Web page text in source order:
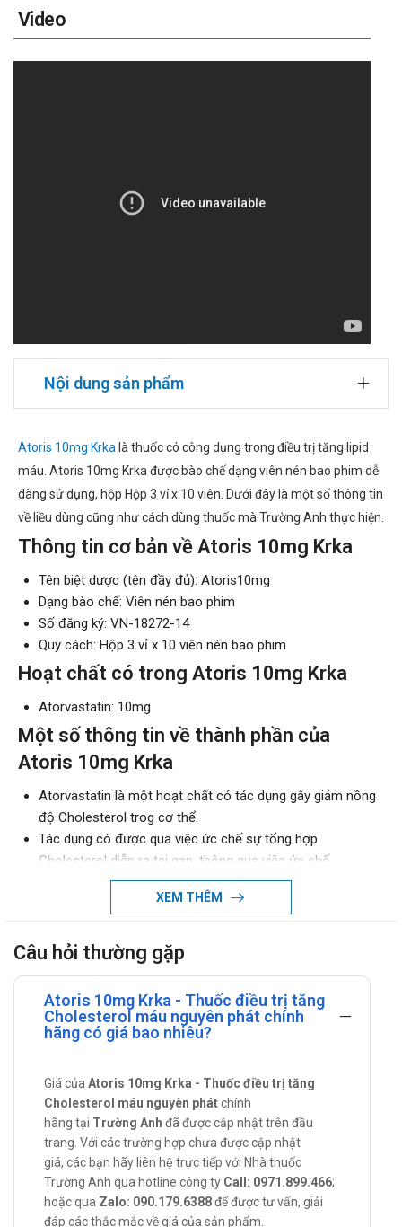
Video
Nội dung sản phẩm
Atoris 10mg Krka là thuốc có công dụng trong điều trị tăng lipid
máu. Atoris 10mg Krka được bào chế dạng viên nén bao phim dễ
dàng sử dụng, hộp Hộp 3 vỉ x 10 viên. Dưới đây là một số thông tin
về liều dùng cũng như cách dùng thuốc mà Trường Anh thực hiện.
Thông tin cơ bản về Atoris 10mg Krka
Tên biệt dược (tên đầy đủ): Atoris10mg
Dạng bào chế: Viên nén bao phim
Số đăng ký: VN-18272-14
Quy cách: Hộp 3 vỉ x 10 viên nén bao phim
Hoạt chất có trong Atoris 10mg Krka
Atorvastatin: 10mg
Một số thông tin về thành phần của
Atoris 10mg Krka
Atorvastatin là một hoạt chất có tác dụng gây giảm nồng
độ Cholesterol trog cơ thể.
Tác dụng có được qua việc ức chế sự tổng hợp
Cholesterol diễn ra tại gan, thông qua việc ức chế
HMGCoA reductase là enzyme chính tham gia quá trình
sản xuất Cholesterol ở gan.
cũng như là LDL Cholesterol trong máu (loại Cholesterol
này là nguyên nhân chính gây bệnh mỡ máu tăng cao).
Bản chất tác dụng của việc làm chậm tiến triển và khỏi
bệnh mạch vành chính là làm giảm lượng LDL Cholesterol
trong cơ thể.
dụng vượt trội có khả năng gây giảm nồng độ Triglycerid
trong máu cũng làm giảm nguy cơ mắc bệnh mạch vành.
Tác dụng - Chỉ định của Atoris 10mg
Krka
Atoris 10mg Krka có công dụng trong điều trị các trường
hợp sau:
XEM THÊM
Câu hỏi thường gặp
Atoris 10mg Krka - Thuốc điều trị tăng
Cholesterol máu nguyên phát chính
hãng có giá bao nhiêu?
Giá của Atoris 10mg Krka - Thuốc điều trị tăng
Cholesterol máu nguyên phátchính
hãng tại Trường Anh đã được cập nhật trên đầu
trang. Với các trường hợp chưa được cập nhật
giá, các bạn hãy liên hệ trực tiếp với Nhà thuốc
Trường Anh qua hotline công ty Call: 0971.899.466;
hoặc qua Zalo: 090.179.6388để được tư vấn, giải
đáp các thắc mắc về giá của sản phẩm.